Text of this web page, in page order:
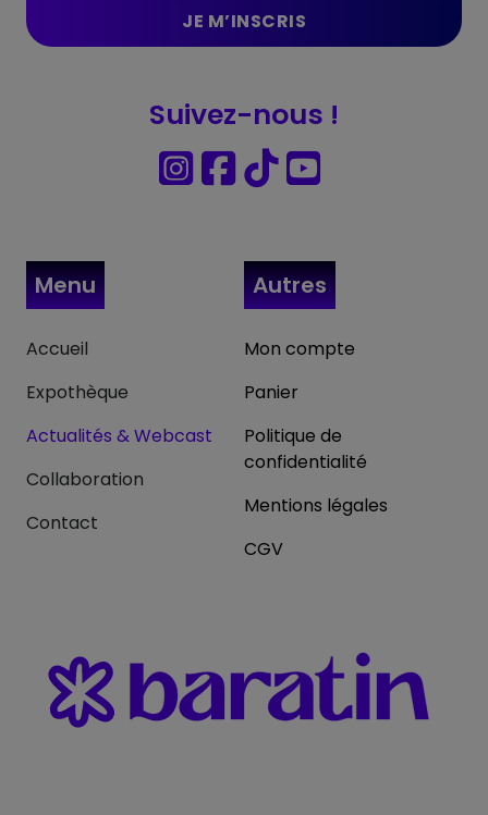
Suivez-nous !
Menu
Accueil
Expothèque
Actualités & Webcast
Collaboration
Contact
Autres
Mon compte
Panier
Politique de
confidentialité
Mentions légales
CGV